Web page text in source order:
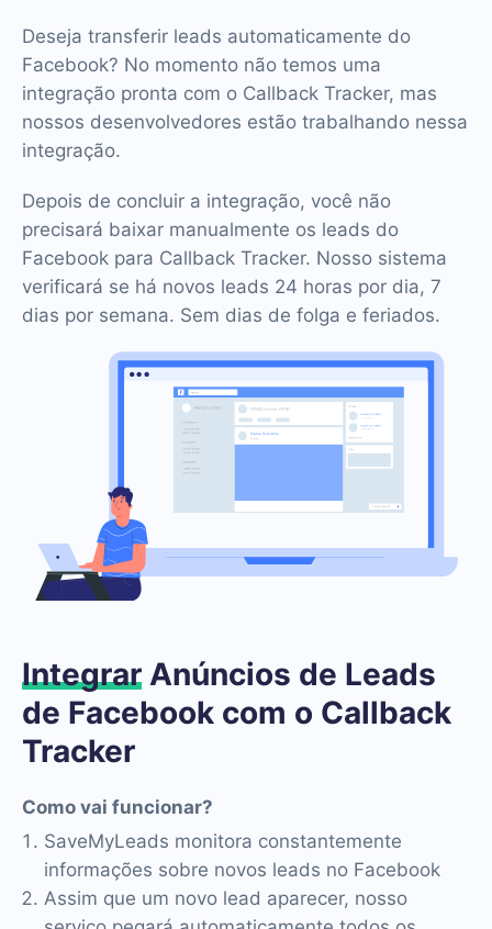
Deseja transferir leads automaticamente do
Facebook? No momento não temos uma
integração pronta com o Callback Tracker, mas
nossos desenvolvedores estão trabalhando nessa
integração.
Depois de concluir a integração, você não
precisará baixar manualmente os leads do
Facebook para Callback Tracker. Nosso sistema
verificará se há novos leads 24 horas por dia, 7
dias por semana. Sem dias de folga e feriados.
Integrar Anúncios de Leads
de Facebook com o Callback
Tracker
Como vai funcionar?
SaveMyLeads monitora constantemente
informações sobre novos leads no Facebook
Assim que um novo lead aparecer, nosso